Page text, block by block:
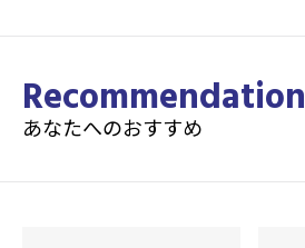
Recommendation
あなたへのおすすめ